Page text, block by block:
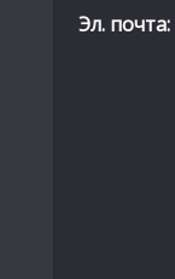
Эл. почта: